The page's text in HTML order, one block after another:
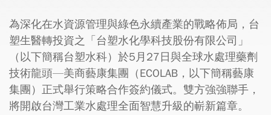
為深化在水資源管理與綠色永續產業的戰略佈局，台
塑生醫轉投資之「台塑水化學科技股份有限公司」
（以下簡稱台塑水科）於5月27日與全球水處理藥劑
技術龍頭—美商藝康集團（ECOLAB，以下簡稱藝康
集團）正式舉行策略合作簽約儀式。雙方強強聯手，
將開啟台灣工業水處理全面智慧升級的嶄新篇章。